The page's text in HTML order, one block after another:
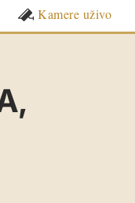
Kamere uživo